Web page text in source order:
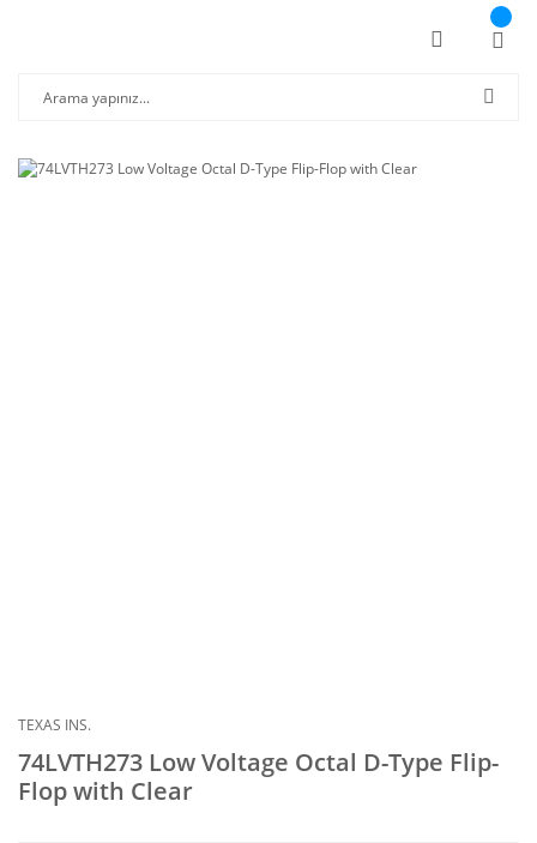
TEXAS INS.
74LVTH273 Low Voltage Octal D-Type Flip-
Flop with Clear